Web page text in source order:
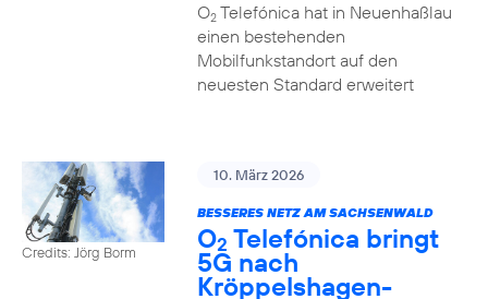
O2Telefónica hat in Neuenhaßlau
einen bestehenden
Mobilfunkstandort auf den
neuesten Standard erweitert
Credits: Jörg Borm
10. März 2026
BESSERES NETZ AM SACHSENWALD
O2 Telefónica bringt
5G nach
Kröppelshagen-